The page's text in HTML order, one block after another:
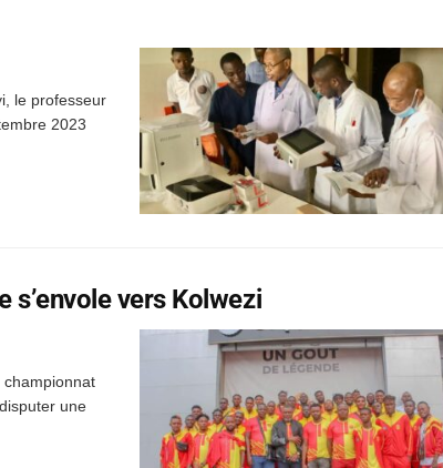
le professeur
2023
s’envole vers Kolwezi
une